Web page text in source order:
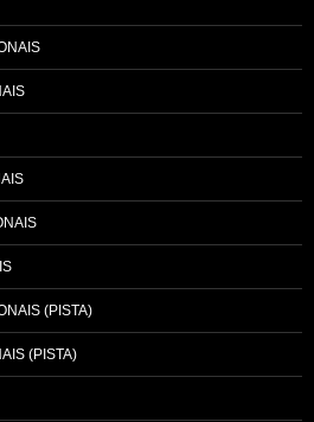
(PISTA)
(PISTA)